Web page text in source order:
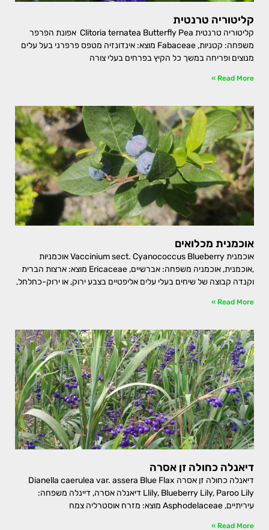
קליטוריה טרנטית
קליטוריה טרנטית Clitoria ternatea Butterfly Pea אפונת הפרפר
משפחה: קטניות, Fabaceae מוצא: אינדונזיה מטפס פרפרני בעל עלים
מנוצים ופריחה במשך כל הקיץ בפרחים בעלי צורה
Read More »
אוכמנית מכלואים
אוכמנית Vaccinium sect. Cyanococcus Blueberry אוכמניות
,אוכמנית, אוכמניה משפחה: אברשיים, Ericaceae מוצא: ארצות הברית
וקנדה קבוצה של שיחים בעלי עלים אליפטיים בצבע ירוק, או ירוק-כחלחל,
Read More »
דיאנלה כחולה זן אסרה
דיאנלה כחולה זן אסרה Dianella caerulea var. assera Blue Flax
Llily, Blueberry Lily, Paroo Lily דיאנלה אסרה, דיינלה משפחה:
עיריתיים, Asphodelaceae מוצא: מזרח אוסטרליה צמח
Read More »